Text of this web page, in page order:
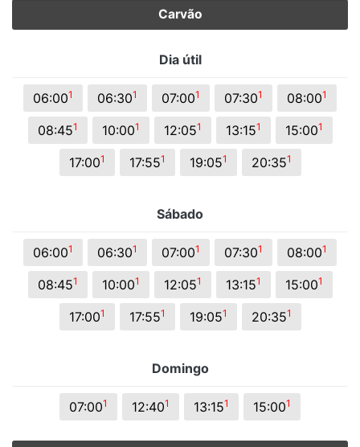
Carvão
Dia útil
06:001 06:301 07:001 07:301 08:001
08:451 10:001 12:051 13:151 15:001
17:001 17:551 19:051 20:351
Sábado
06:001 06:301 07:001 07:301 08:001
08:451 10:001 12:051 13:151 15:001
17:001 17:551 19:051 20:351
Domingo
07:001 12:401 13:151 15:001